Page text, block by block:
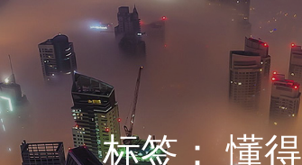
标签：懂得